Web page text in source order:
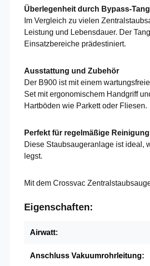
Überlegenheit durch Bypass-
Im Vergleich zu vielen
Leistung und Lebensdauer. Der
Einsatzbereiche prädestiniert.
Ausstattung und Zubehör
Der B900 ist mit einem
Set mit ergonomischem Handgriff
Hartböden wie Parkett oder Fliesen.
Perfekt für regelmäßige Reinigung
Diese Staubsaugeranlage ist ideal,
legst.
Mit dem Crossvac
Eigenschaften:
Airwatt:
Anschluss Vakuumrohrleitung: